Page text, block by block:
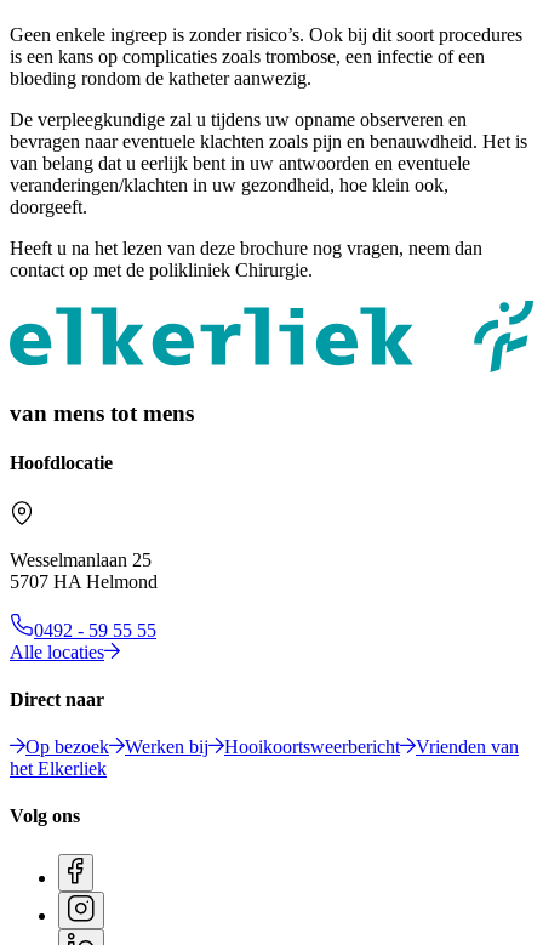
Geen enkele ingreep is zonder risico’s. Ook bij dit soort procedures
is een kans op complicaties zoals trombose, een infectie of een
bloeding rondom de katheter aanwezig.
De verpleegkundige zal u tijdens uw opname observeren en
bevragen naar eventuele klachten zoals pijn en benauwdheid. Het is
van belang dat u eerlijk bent in uw antwoorden en eventuele
veranderingen/klachten in uw gezondheid, hoe klein ook,
doorgeeft.
Heeft u na het lezen van deze brochure nog vragen, neem dan
contact op met de polikliniek Chirurgie.
van mens tot mens
Hoofdlocatie
Wesselmanlaan 25
5707 HA Helmond
0492 - 59 55 55
Alle locaties
Direct naar
Op bezoek Werken bij Hooikoortsweerbericht
Vrienden van
het Elkerliek
Volg ons